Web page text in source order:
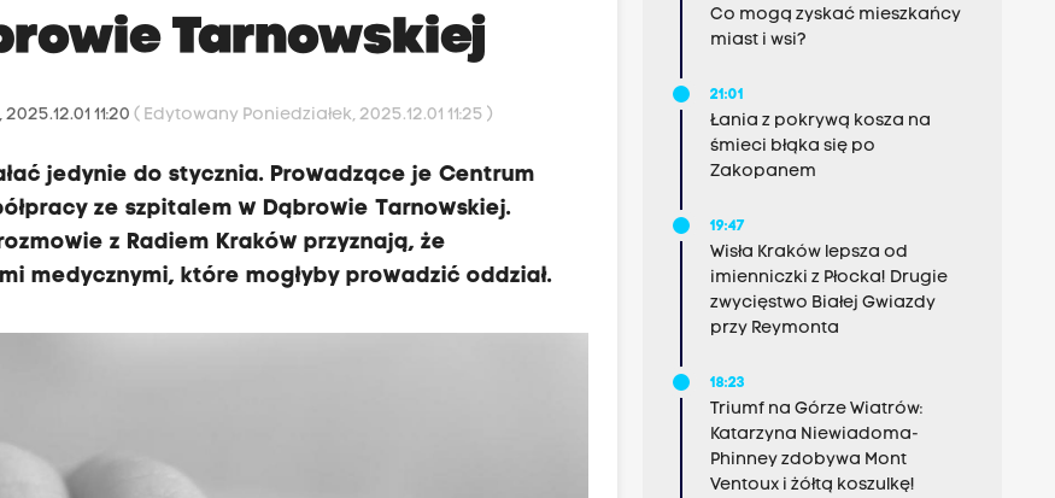
Tarnowskiej
11:20( Edytowany Poniedziałek, 2025.12.01 11:25 )
jedynie do stycznia. Prowadzące je Centrum
ze szpitalem w Dąbrowie Tarnowskiej.
z Radiem Kraków przyznają, że
medycznymi, które mogłyby prowadzić oddział.
Co mogą zyskać mieszkańcy
miast i wsi?
21:01
Łania z pokrywą kosza na
śmieci błąka się po
Zakopanem
19:47
Wisła Kraków lepsza od
imienniczki z Płocka! Drugie
zwycięstwo Białej Gwiazdy
przy Reymonta
18:23
Triumf na Górze Wiatrów:
Katarzyna Niewiadoma-
Phinney zdobywa Mont
Ventoux i żółtą koszulkę!